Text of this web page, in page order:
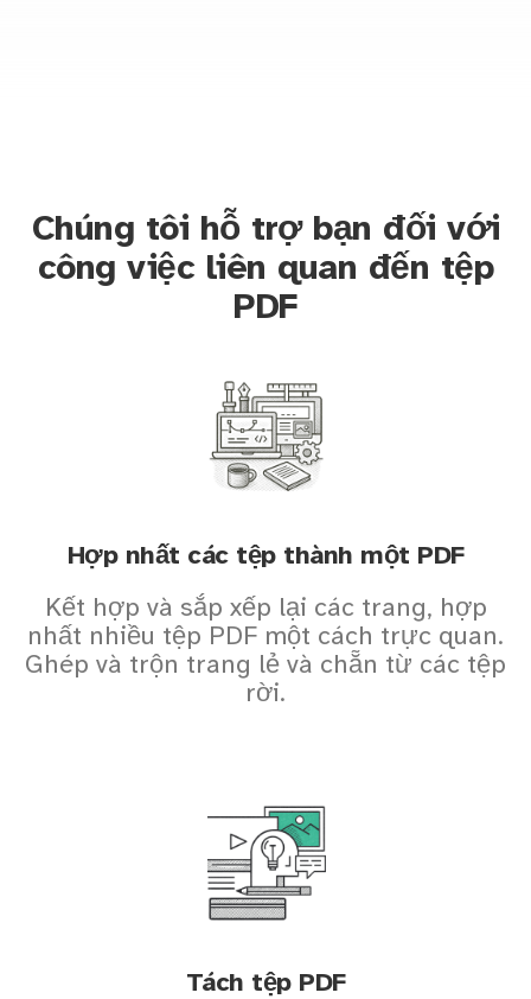
Chúng tôi hỗ trợ bạn đối với
công việc liên quan đến tệp
PDF
Hợp nhất các tệp thành một PDF
Kết hợp và sắp xếp lại các trang, hợp
nhất nhiều tệp PDF một cách trực quan.
Ghép và trộn trang lẻ và chẵn từ các tệp
rời.
Tách tệp PDF